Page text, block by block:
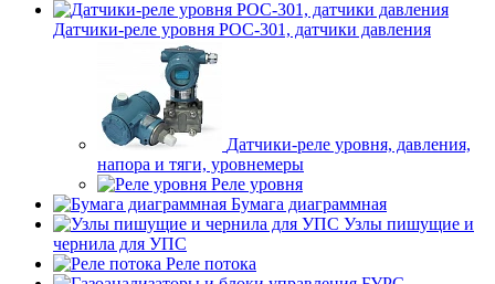
Датчики-реле уровня РОС-301, датчики давления
Датчики-реле уровня, давления,
напора и тяги, уровнемеры
Реле уровня
Бумага диаграммная
Узлы пишущие и
чернила для УПС
Реле потока